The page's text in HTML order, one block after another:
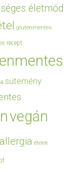
életmód
gluténmentes
recept
sütemény
vegán
ételek